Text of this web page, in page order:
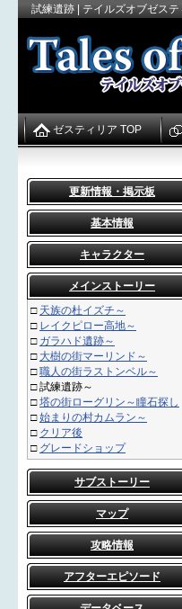
試練遺跡 | テイルズオブゼス
更新情報・掲示板
基本情報
キャラクター
メインストーリー
□ 天族の杜イズチ～
□ レイクピロー高地～
□ ガラハド遺跡～
□ 大樹の街マーリンド～
□職人の街ラストンベル～
□試練遺跡～
□塔の街ローグリン～瞳石探し
□始まりの村カムラン～
□ クリア後
□ グレードショップ
サブストーリー
マップ
攻略情報
アフターエピソード
ゼスティリア TOP